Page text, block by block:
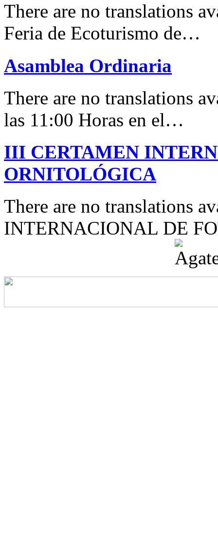
There are no translations
Feria de Ecoturismo de…
Asamblea Ordinaria
There are no translations
las 11:00 Horas en el…
III CERTAMEN
ORNITOLÓGICA
There are no translations
INTERNACIONAL DE